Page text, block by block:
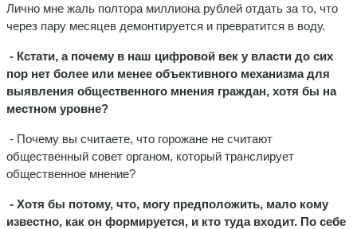
Лично мне жаль полтора миллиона рублей отдать за то, что
через пару месяцев демонтируется и превратится в воду.
- Кстати, а почему в наш цифровой век у власти до сих
пор нет более или менее объективного механизма для
выявления общественного мнения граждан, хотя бы на
местном уровне?
- Почему вы считаете, что горожане не считают
общественный совет органом, который транслирует
общественное мнение?
- Хотя бы потому, что, могу предположить, мало кому
известно, как он формируется, и кто туда входит. По себе